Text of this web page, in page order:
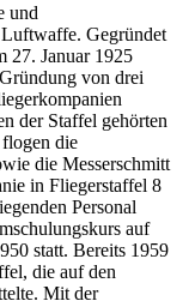
und
Gegründet
27. Januar 1925
von drei
der Staffel gehörten
die
die Messerschmitt
in Fliegerstaffel 8
Personal
auf
statt. Bereits 1959
die auf den
Mit der